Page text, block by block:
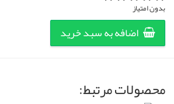
بدون امتیاز
اضافه به سبد خرید
محصولات مرتبط: